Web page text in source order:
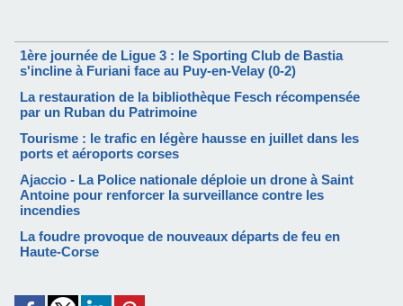
1ère journée de Ligue 3 : le Sporting Club de Bastia
s'incline à Furiani face au Puy-en-Velay (0-2)
La restauration de la bibliothèque Fesch récompensée
par un Ruban du Patrimoine
Tourisme : le trafic en légère hausse en juillet dans les
ports et aéroports corses
Ajaccio - La Police nationale déploie un drone à Saint
Antoine pour renforcer la surveillance contre les
incendies
La foudre provoque de nouveaux départs de feu en
Haute-Corse